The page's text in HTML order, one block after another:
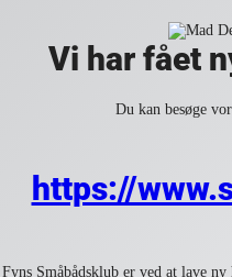
Vi har fået
Du kan besøge
https://
Fyns Småbådsklub er ved at lave